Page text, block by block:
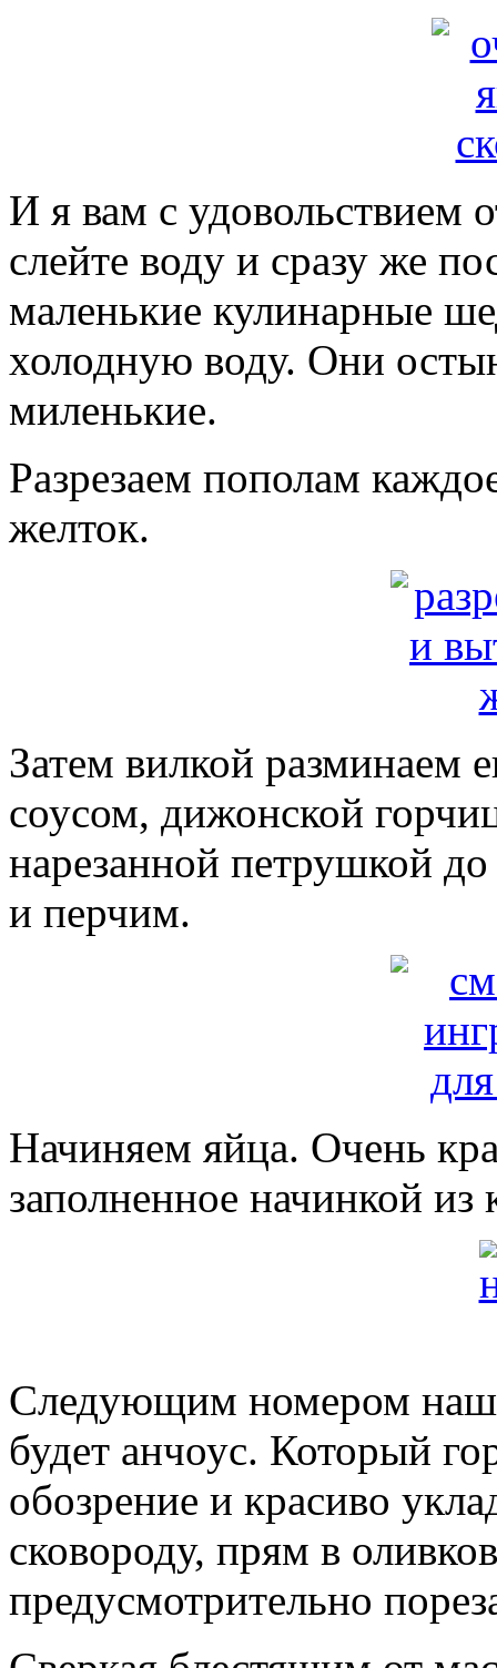
И я вам с удовольствием
слейте воду и сразу же
маленькие кулинарные
холодную воду. Они
миленькие.
Разрезаем пополам
желток.
Затем вилкой разминаем
соусом, дижонской
нарезанной петрушкой
и перчим.
Начиняем яйца. Очень
заполненное начинкой
Следующим номером
будет анчоус. Который
обозрение и красиво
сковороду, прям в
предусмотрительно